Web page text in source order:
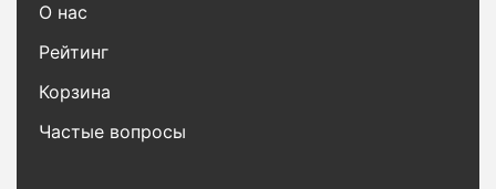
О нас
Рейтинг
Корзина
Частые вопросы